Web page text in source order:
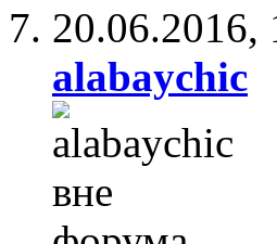
20.06.2016,
alabaychic